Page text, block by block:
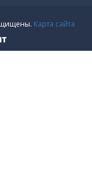
Карта сайта